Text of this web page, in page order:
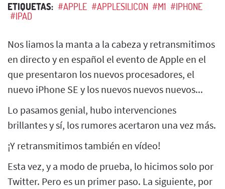
ETIQUETAS: #APPLE #APPLESILICON #M1 #IPHONE
#IPAD
Nos liamos la manta a la cabeza y retransmitimos
en directo y en español el evento de Apple en el
que presentaron los nuevos procesadores, el
nuevo iPhone SE y los nuevos nuevos nuevos...
Lo pasamos genial, hubo intervenciones
brillantes y sí, los rumores acertaron una vez más.
¡Y retransmitimos también en vídeo!
Esta vez, y a modo de prueba, lo hicimos solo por
Twitter. Pero es un primer paso. La siguiente, por